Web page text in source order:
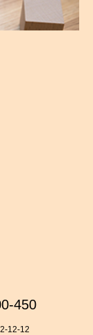
450
12-12